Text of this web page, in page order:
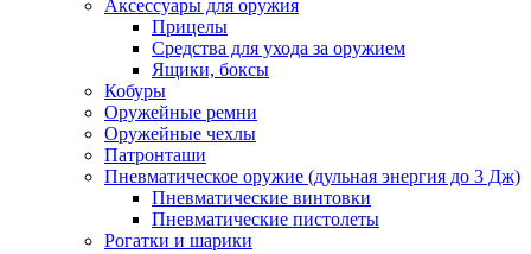
Аксессуары для оружия
Прицелы
Средства для ухода за оружием
Ящики, боксы
Кобуры
Оружейные ремни
Оружейные чехлы
Патронташи
Пневматическое оружие (дульная энергия до 3 Дж)
Пневматические винтовки
Пневматические пистолеты
Рогатки и шарики